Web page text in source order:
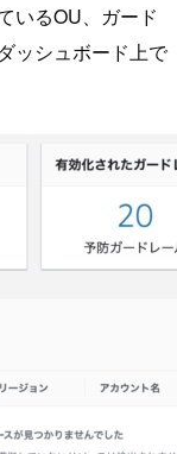
いるOU、ガード
ッシュボード上で